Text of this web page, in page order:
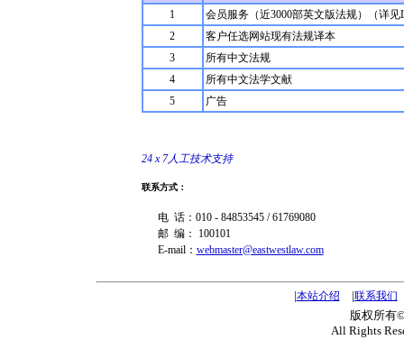
1
会员服务（近3000部英文版法规）（详见
2
客户任选网站现有法规译本
3
所有中文法规
4
所有中文法学文献
5
广告
24 x 7人工技术支持
联系方式：
电 话：010 - 84853545 / 61769080
邮 编： 100101
E-mail： webmaster@eastwestlaw.com
|本站介绍 |联系我们
版权所有
All Rights